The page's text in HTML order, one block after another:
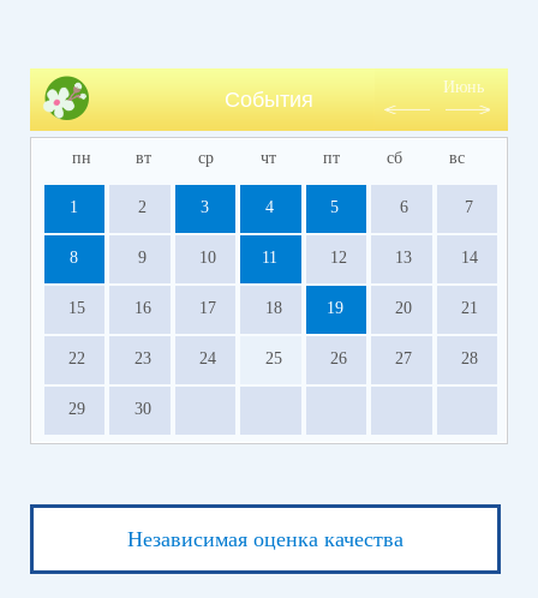
События
Июнь
пн вт ср чт пт сб вс
1 2 3 4 5 6 7
8 9 10 11 12 13 14
15 16 17 18 19 20 21
22 23 24 25 26 27 28
29 30
Независимая оценка качества